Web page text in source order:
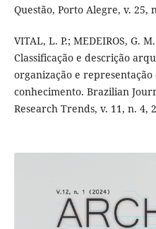
Questão, Porto Alegre, v. 25,
VITAL, L. P.; MEDEIROS, G.
Classificação e descrição
organização e
conhecimento. Brazilian
Research Trends, v. 11, n. 4,